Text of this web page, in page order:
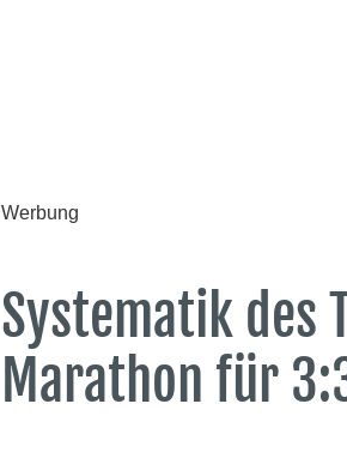
Werbung
Systematik des
Marathon für